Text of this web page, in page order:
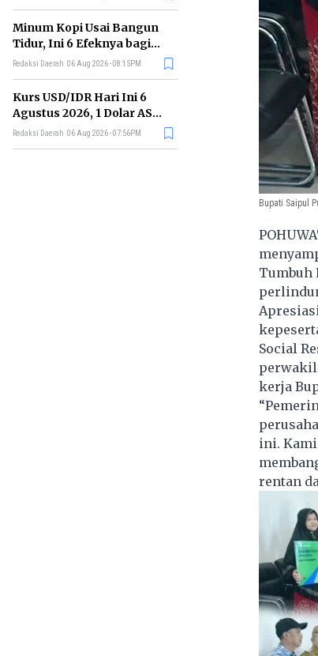
Minum Kopi Usai Bangun
Tidur, Ini 6 Efeknya bagi
Kesehatan Tubuh
Redaksi Daerah 06 Aug 2026 - 08:15PM
Kurs USD/IDR Hari Ini 6
Agustus 2026, 1 Dolar AS
Kini Berapa Rupiah?
Redaksi Daerah 06 Aug 2026 - 07:56PM
Bupati Saipul
Tumbuh
Social
kerja
ini. Kami
rentan